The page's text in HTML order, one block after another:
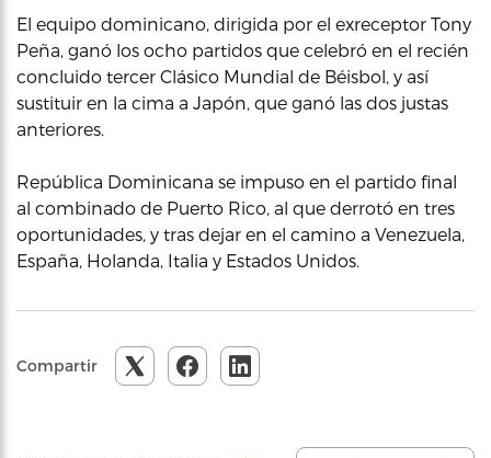
El equipo dominicano, dirigida por el exreceptor Tony
Peña, ganó los ocho partidos que celebró en el recién
concluido tercer Clásico Mundial de Béisbol, y así
sustituir en la cima a Japón, que ganó las dos justas
anteriores.
República Dominicana se impuso en el partido final
al combinado de Puerto Rico, al que derrotó en tres
oportunidades, y tras dejar en el camino a Venezuela,
España, Holanda, Italia y Estados Unidos.
Compartir